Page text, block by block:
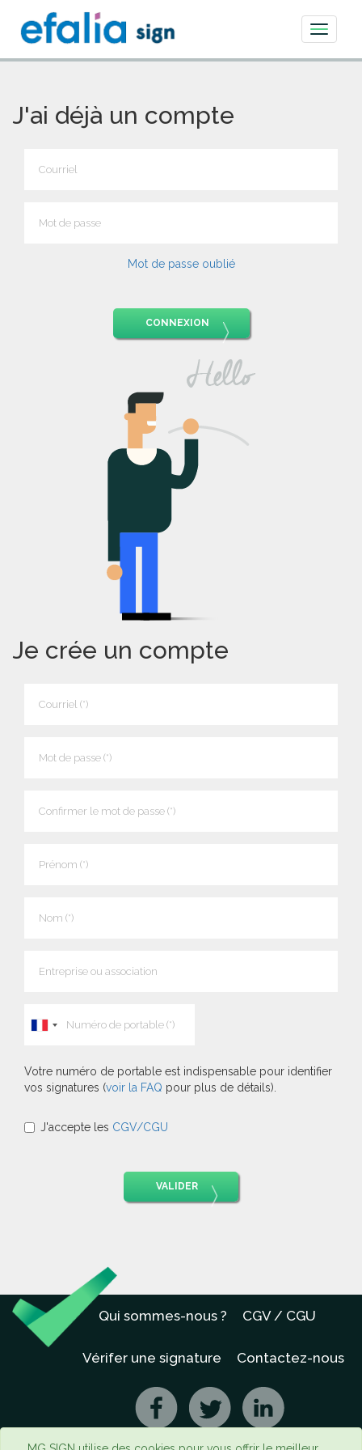
Toggle
J'ai déjà un compte
Mot de passe oublié
CONNEXION
Je crée un compte
Votre numéro de portable est indispensable pour identifier
vos signatures (voir la FAQ pour plus de détails).
J'accepte les CGV/CGU
VALIDER
Qui sommes-nous ? CGV / CGU
Vérifer une signature Contactez-nous